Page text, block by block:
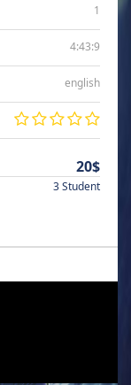
1
4:43:9
english
20$
3 Student